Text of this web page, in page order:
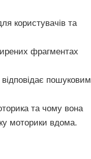
користувачів та
фрагментах
пошуковим
та чому вона
моторики вдома.